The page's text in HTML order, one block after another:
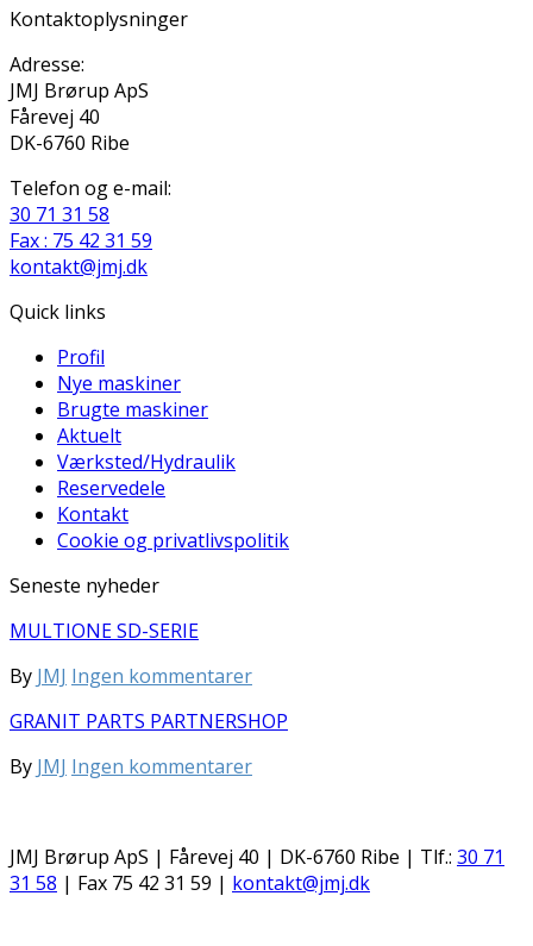
Kontaktoplysninger
Adresse:
JMJ Brørup ApS
Fårevej 40
DK-6760 Ribe
Telefon og e-mail:
30 71 31 58
Fax : 75 42 31 59
kontakt@jmj.dk
Quick links
Profil
Nye maskiner
Brugte maskiner
Aktuelt
Værksted/Hydraulik
Reservedele
Kontakt
Cookie og privatlivspolitik
Seneste nyheder
MULTIONE SD-SERIE
By JMJ Ingen kommentarertil
SD-
GRANIT PARTS PARTNERSHOP
By JMJ Ingen kommentarertil
PARTNERSHOP
JMJ Brørup ApS | Fårevej 40 | DK-6760 Ribe | Tlf.: 30 71
31 58 | Fax 75 42 31 59 | kontakt@jmj.dk